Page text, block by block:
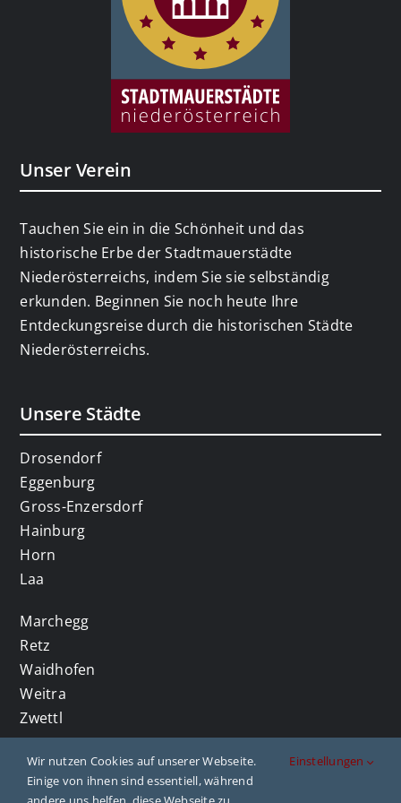
Unser Verein
Tauchen Sie ein in die Schönheit und das
historische Erbe der Stadtmauerstädte
Niederösterreichs, indem Sie sie selbständig
erkunden. Beginnen Sie noch heute Ihre
Entdeckungsreise durch die historischen Städte
Niederösterreichs.
Unsere Städte
Drosendorf
Eggenburg
Gross-Enzersdorf
Hainburg
Horn
Laa
Marchegg
Retz
Waidhofen
Weitra
Zwettl
Wir nutzen Cookies auf unserer Webseite.
Einige von ihnen sind essentiell, während
Einstellungen